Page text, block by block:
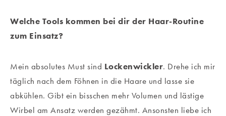
Welche Tools kommen bei dir der Haar-Routine
zum Einsatz?
Mein absolutes Must sind Lockenwickler. Drehe ich mir
täglich nach dem Föhnen in die Haare und lasse sie
abkühlen. Gibt ein bisschen mehr Volumen und lästige
Wirbel am Ansatz werden gezähmt. Ansonsten liebe ich